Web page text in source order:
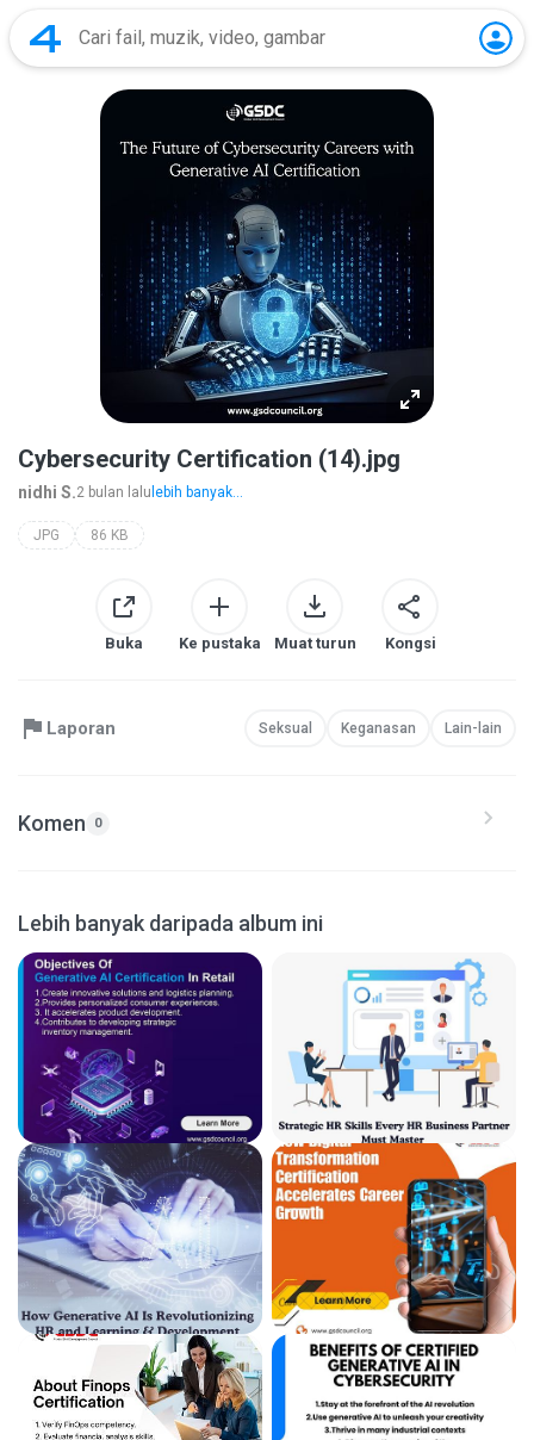
Cybersecurity Certification (14).jpg
nidhi S.2 bulan lalu lebih banyak...
JPG 86 KB
Buka Ke pustaka Muat turun Kongsi
Laporan Seksual Keganasan Lain-lain
Komen 0
Lebih banyak daripada album ini